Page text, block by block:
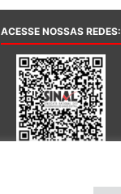
ACESSE NOSSAS REDES: